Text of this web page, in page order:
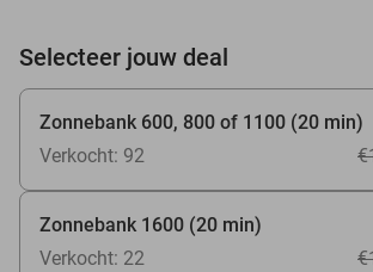
Selecteer jouw deal
Zonnebank 600, 800 of 1100 (20 min)
Verkocht: 92
Zonnebank 1600 (20 min)
Verkocht: 22